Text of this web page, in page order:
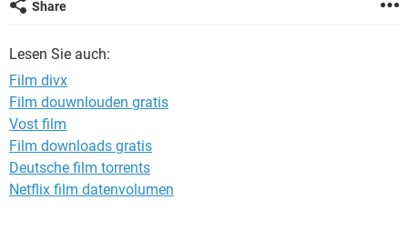
Share
Lesen Sie auch:
Film divx
Film douwnlouden gratis
Vost film
Film downloads gratis
Deutsche film torrents
Netflix film datenvolumen